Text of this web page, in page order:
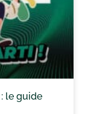
le guide